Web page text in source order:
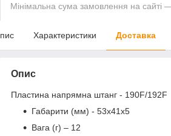
Мінімальна сума замовлення на сайті
Характеристики Доставка
Опис
Пластина напрямна штанг - 190F/192F
Габарити (мм) - 53x41x5
Вага (г) – 12